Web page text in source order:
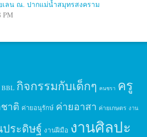
เลน ณ. ปากแม่น้ำสมุทรสงคราม
PM
กิจกรรมกับเด็กๆ คนชรา ครู
าติ ค่ายอนุรักษ์ ค่ายอาสา ค่ายเกษตร งาน
ประดิษฐ์ งานฝีมือ งานศิลปะ